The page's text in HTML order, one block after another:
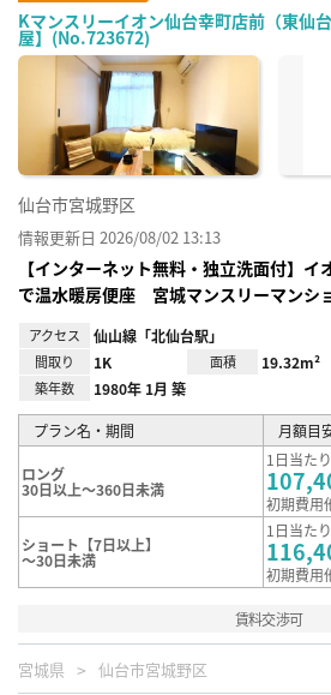
Kマンスリーイオン仙台幸町店前（東仙
屋】(No.723672)
仙台市宮城野区
情報更新日 2026/08/02 13:13
【インターネット無料・独立洗面付】
で温水暖房便座 宮城マンスリーマンシ
アクセス 仙山線「北仙台駅」
間取り 1K 面積 19.32m²
築年数 1980年 1月 築
プラン名・期間 月額目
ロング
30日以上～360日未満
1日当た
初期費用
ショート【7日以上】
～30日未満
1日当た
初期費用
賃料交渉可
宮城県 仙台市宮城野区